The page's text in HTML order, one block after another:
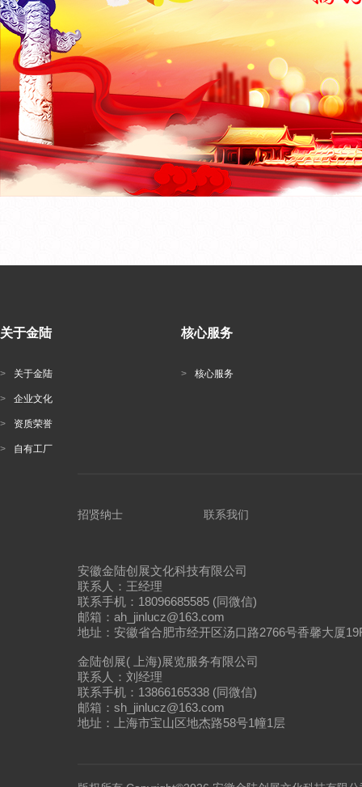
关于金陆
> 关于金陆
> 企业文化
> 资质荣誉
> 自有工厂
核心服务
> 核心服务
招贤纳士 联系我们
安徽金陆创展文化科技有限公司
联系人：王经理
联系手机：18096685585 (同微信)
邮箱：ah_jinlucz@163.com
地址：安徽省合肥市经开区汤口路2766号香馨大厦
金陆创展( 上海)展览服务有限公司
联系人：刘经理
联系手机：13866165338 (同微信)
邮箱：sh_jinlucz@163.com
地址：上海市宝山区地杰路58号1幢1层